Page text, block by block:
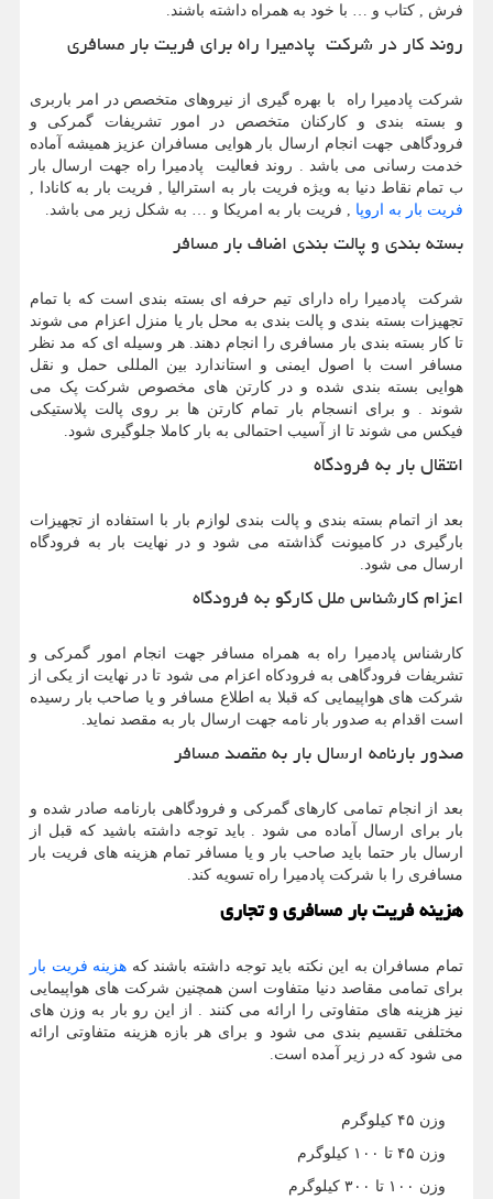
فرش , کتاب و … با خود به همراه داشته باشند.
روند کار در شرکت پادمیرا راه برای فریت بار مسافری
شرکت پادمیرا راه با بهره گیری از نیروهای متخصص در امر باربری
و بسته بندی و کارکنان متخصص در امور تشریفات گمرکی و
فرودگاهی جهت انجام ارسال بار هوایی مسافران عزیز همیشه آماده
خدمت رسانی می باشد . روند فعالیت پادمیرا راه جهت ارسال بار
ب تمام نقاط دنیا به ویژه فریت بار به استرالیا , فریت بار به کانادا ,
فریت بار به اروپا , فریت بار به امریکا و … به شکل زیر می باشد.
بسته بندی و پالت بندی اضاف بار مسافر
شرکت پادمیرا راه دارای تیم حرفه ای بسته بندی است که با تمام
تجهیزات بسته بندی و پالت بندی به محل بار یا منزل اعزام می شوند
تا کار بسته بندی بار مسافری را انجام دهند. هر وسیله ای که مد نظر
مسافر است با اصول ایمنی و استاندارد بین المللی حمل و نقل
هوایی بسته بندی شده و در کارتن های مخصوص شرکت پک می
شوند . و برای انسجام بار تمام کارتن ها بر روی پالت پلاستیکی
فیکس می شوند تا از آسیب احتمالی به بار کاملا جلوگیری شود.
انتقال بار به فرودگاه
بعد از اتمام بسته بندی و پالت بندی لوازم بار با استفاده از تجهیزات
بارگیری در کامیونت گذاشته می شود و در نهایت بار به فرودگاه
ارسال می شود.
اعزام کارشناس ملل کارگو به فرودگاه
کارشناس پادمیرا راه به همراه مسافر جهت انجام امور گمرکی و
تشریفات فرودگاهی به فرودکاه اعزام می شود تا در نهایت از یکی از
شرکت های هواپیمایی که قبلا به اطلاع مسافر و یا صاحب بار رسیده
است اقدام به صدور بار نامه جهت ارسال بار به مقصد نماید.
صدور بارنامه ارسال بار به مقصد مسافر
بعد از انجام تمامی کارهای گمرکی و فرودگاهی بارنامه صادر شده و
بار برای ارسال آماده می شود . باید توجه داشته باشید که قبل از
ارسال بار حتما باید صاحب بار و یا مسافر تمام هزینه های فریت بار
مسافری را با شرکت پادمیرا راه تسویه کند.
هزینه فریت بار مسافری و تجاری
تمام مسافران به این نکته باید توجه داشته باشند که هزینه فریت بار
برای تمامی مقاصد دنیا متفاوت اسن همچنین شرکت های هواپیمایی
نیز هزینه های متفاوتی را ارائه می کنند . از این رو بار به وزن های
مختلفی تقسیم بندی می شود و برای هر بازه هزینه متفاوتی ارائه
می شود که در زیر آمده است.
وزن ۴۵ کیلوگرم
وزن ۴۵ تا ۱۰۰ کیلوگرم
وزن ۱۰۰ تا ۳۰۰ کیلوگرم